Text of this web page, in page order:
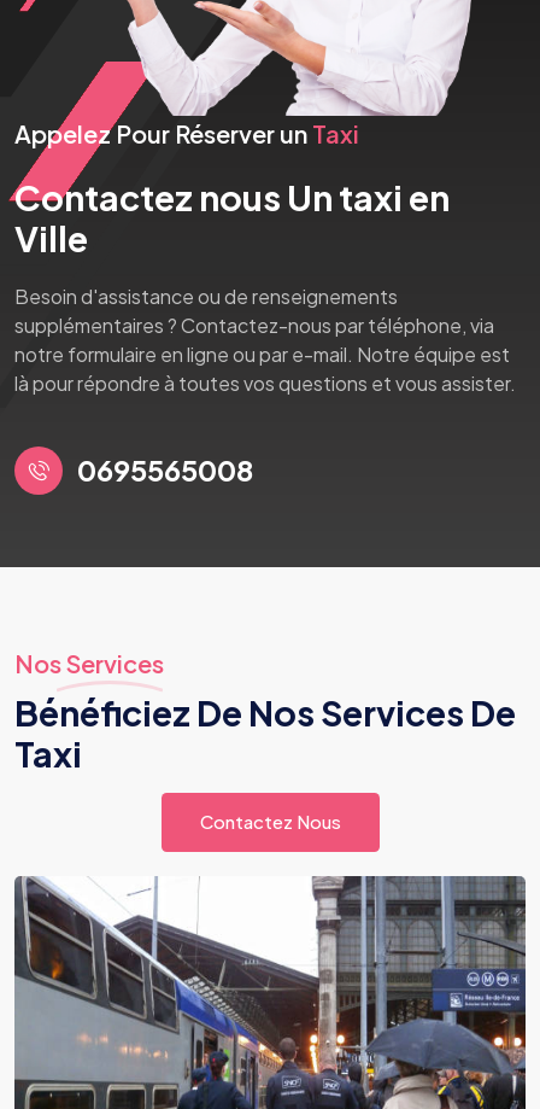
Appelez Pour Réserver un Taxi
Contactez nous Un taxi en
Ville
Besoin d'assistance ou de renseignements
supplémentaires ? Contactez-nous par téléphone, via
notre formulaire en ligne ou par e-mail. Notre équipe est
là pour répondre à toutes vos questions et vous assister.
0695565008
Nos Services
Bénéficiez De Nos Services De
Taxi
Contactez Nous